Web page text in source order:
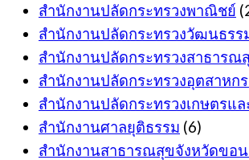
สำนักงานปลัดกระทรวงพาณิชย์
สำนักงานปลัดกระทรวงวัฒนธรร
สำนักงานปลัดกระทรวงสาธารณ
สำนักงานปลัดกระทรวงอุตสาหก
สำนักงานปลัดกระทรวงเกษตรแ
สำนักงานศาลยุติธรรม (6)
สำนักงานสาธารณสุขจังหวัดขอ